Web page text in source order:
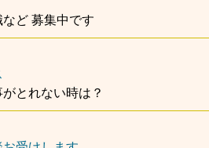
ど 募集中です
とれない時は？